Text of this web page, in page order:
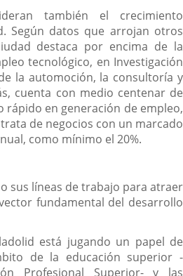
también el crecimiento
Según datos que arrojan otros
destaca por encima de la
tecnológico, en Investigación
la automoción, la consultoría y
cuenta con medio centenar de
rápido en generación de empleo,
trata de negocios con un marcado
como mínimo el 20%.
sus líneas de trabajo para atraer
fundamental del desarrollo
está jugando un papel de
de la educación superior -
Profesional Superior- y las